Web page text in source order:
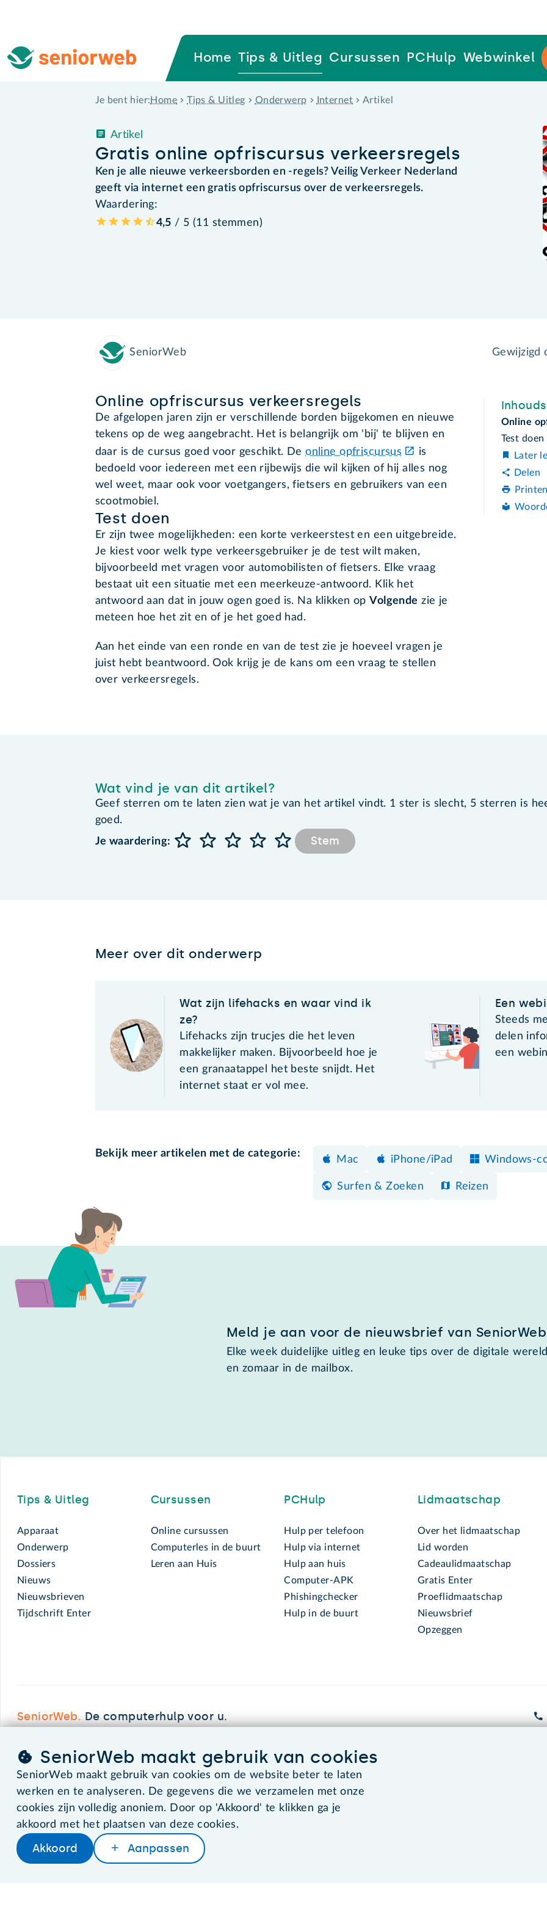
Home Tips & Uitleg Cursussen PCHulp Webwinkel
Je bent hier: Home Tips & Uitleg Onderwerp Internet Artikel
Gratis online opfriscursus verkeersregels
Artikel
Ken je alle nieuwe verkeersborden en -regels? Veilig Verkeer Nederland
geeft via internet een gratis opfriscursus over de verkeersregels.
Waardering:
4,5 / 5 (11 stemmen)
SeniorWeb Gewijzigd
Online opfriscursus verkeersregels
De afgelopen jaren zijn er verschillende borden bijgekomen en nieuwe
tekens op de weg aangebracht. Het is belangrijk om 'bij' te blijven en
daar is de cursus goed voor geschikt. Deonline opfriscursus
is
bedoeld voor iedereen met een rijbewijs die wil kijken of hij alles nog
wel weet, maar ook voor voetgangers, fietsers en gebruikers van een
scootmobiel.
Test doen
Er zijn twee mogelijkheden: een korte verkeerstest en een uitgebreide.
Je kiest voor welk type verkeersgebruiker je de test wilt maken,
bijvoorbeeld met vragen voor automobilisten of fietsers. Elke vraag
bestaat uit een situatie met een meerkeuze-antwoord. Klik het
antwoord aan dat in jouw ogen goed is. Na klikken opVolgende zie je
meteen hoe het zit en of je het goed had.
Aan het einde van een ronde en van de test zie je hoeveel vragen je
juist hebt beantwoord. Ook krijg je de kans om een vraag te stellen
over verkeersregels.
Online
Test doen
Later
Delen
Wat vind je van dit artikel?
Geef sterren om te laten zien wat je van het artikel vindt. 1 ster is slecht, 5 sterren is
goed.
Je waardering:
Stem
Meer over dit onderwerp
Wat zijn lifehacks en waar vind ik
ze?
Lifehacks zijn trucjes die het leven
makkelijker maken. Bijvoorbeeld hoe je
een granaatappel het beste snijdt. Het
internet staat er vol mee.
Een
Steeds
delen
een
Bekijk meer artikelen met de categorie:
Mac iPhone/iPad Windows-
Surfen & Zoeken Reizen
Meld je aan voor de nieuwsbrief van SeniorWeb
Elke week duidelijke uitleg en leuke tips over de digitale
en zomaar in de mailbox.
Tips & Uitleg
Apparaat
Onderwerp
Dossiers
Nieuws
Nieuwsbrieven
Tijdschrift Enter
Cursussen
Online cursussen
Computerles in de buurt
Leren aan Huis
PCHulp
Hulp per telefoon
Hulp via internet
Hulp aan huis
Computer-APK
Phishingchecker
Hulp in de buurt
Lidmaatschap
Over het lidmaatschap
Lid worden
Cadeaulidmaatschap
Gratis Enter
Proeflidmaatschap
Nieuwsbrief
Opzeggen
SeniorWeb. De computerhulp voor u.
©2026 SeniorWeb
SeniorWeb maakt gebruik van cookies
SeniorWeb maakt gebruik van cookies om de website beter te laten
werken en te analyseren. De gegevens die we verzamelen met onze
cookies zijn volledig anoniem. Door op 'Akkoord' te klikken ga je
akkoord met het plaatsen van deze cookies.
Akkoord Aanpassen